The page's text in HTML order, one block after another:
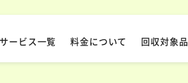
サービス一覧 料金について 回収対象